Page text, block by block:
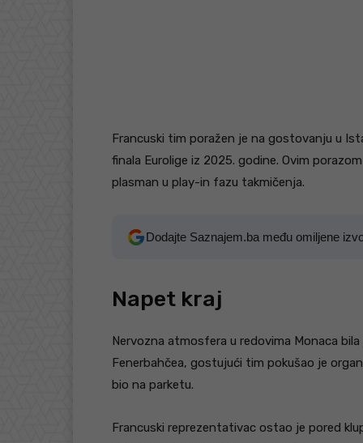
Francuski tim poražen je na gostovanju u
finala Eurolige iz 2025. godine. Ovim
plasman u play-in fazu takmičenja.
Dodajte Saznajem.ba među omiljene
Napet kraj
Nervozna atmosfera u redovima Monaca
Fenerbahčea, gostujući tim pokušao je
bio na parketu.
Francuski reprezentativac ostao je pored